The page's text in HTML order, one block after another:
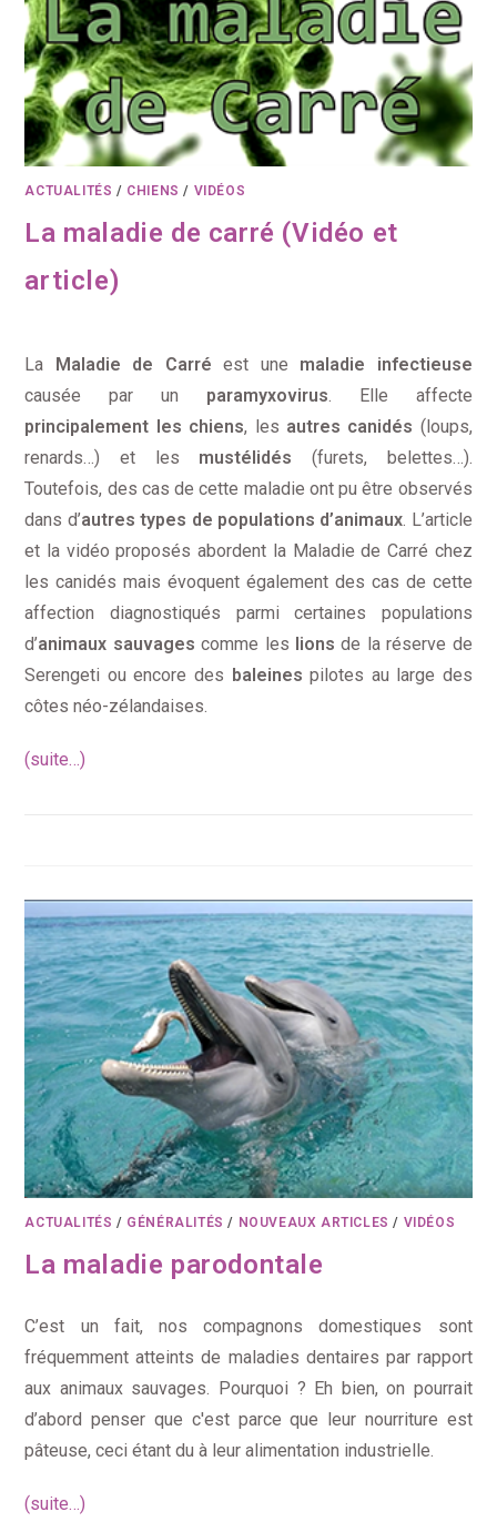
ACTUALITÉS / CHIENS / VIDÉOS
La maladie de carré (Vidéo et
article)
La Maladie de Carré est une maladie infectieuse
causée par un paramyxovirus. Elle affecte
principalement les chiens, les autres canidés (loups,
renards…) et les mustélidés (furets, belettes…).
Toutefois, des cas de cette maladie ont pu être observés
dans d’autres types de populations d’animaux. L’article
et la vidéo proposés abordent la Maladie de Carré chez
les canidés mais évoquent également des cas de cette
affection diagnostiqués parmi certaines populations
d’animaux sauvages comme les lions de la réserve de
Serengeti ou encore des baleines pilotes au large des
côtes néo-zélandaises.
(suite…)
ACTUALITÉS / GÉNÉRALITÉS / NOUVEAUX ARTICLES / VIDÉOS
La maladie parodontale
C’est un fait, nos compagnons domestiques sont
fréquemment atteints de maladies dentaires par rapport
aux animaux sauvages. Pourquoi ? Eh bien, on pourrait
d’abord penser que c'est parce que leur nourriture est
pâteuse, ceci étant du à leur alimentation industrielle.
(suite…)